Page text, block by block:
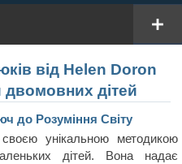
від Helen Doron
дітей
до Розуміння Світу
унікальною методикою
дітей. Вона надає